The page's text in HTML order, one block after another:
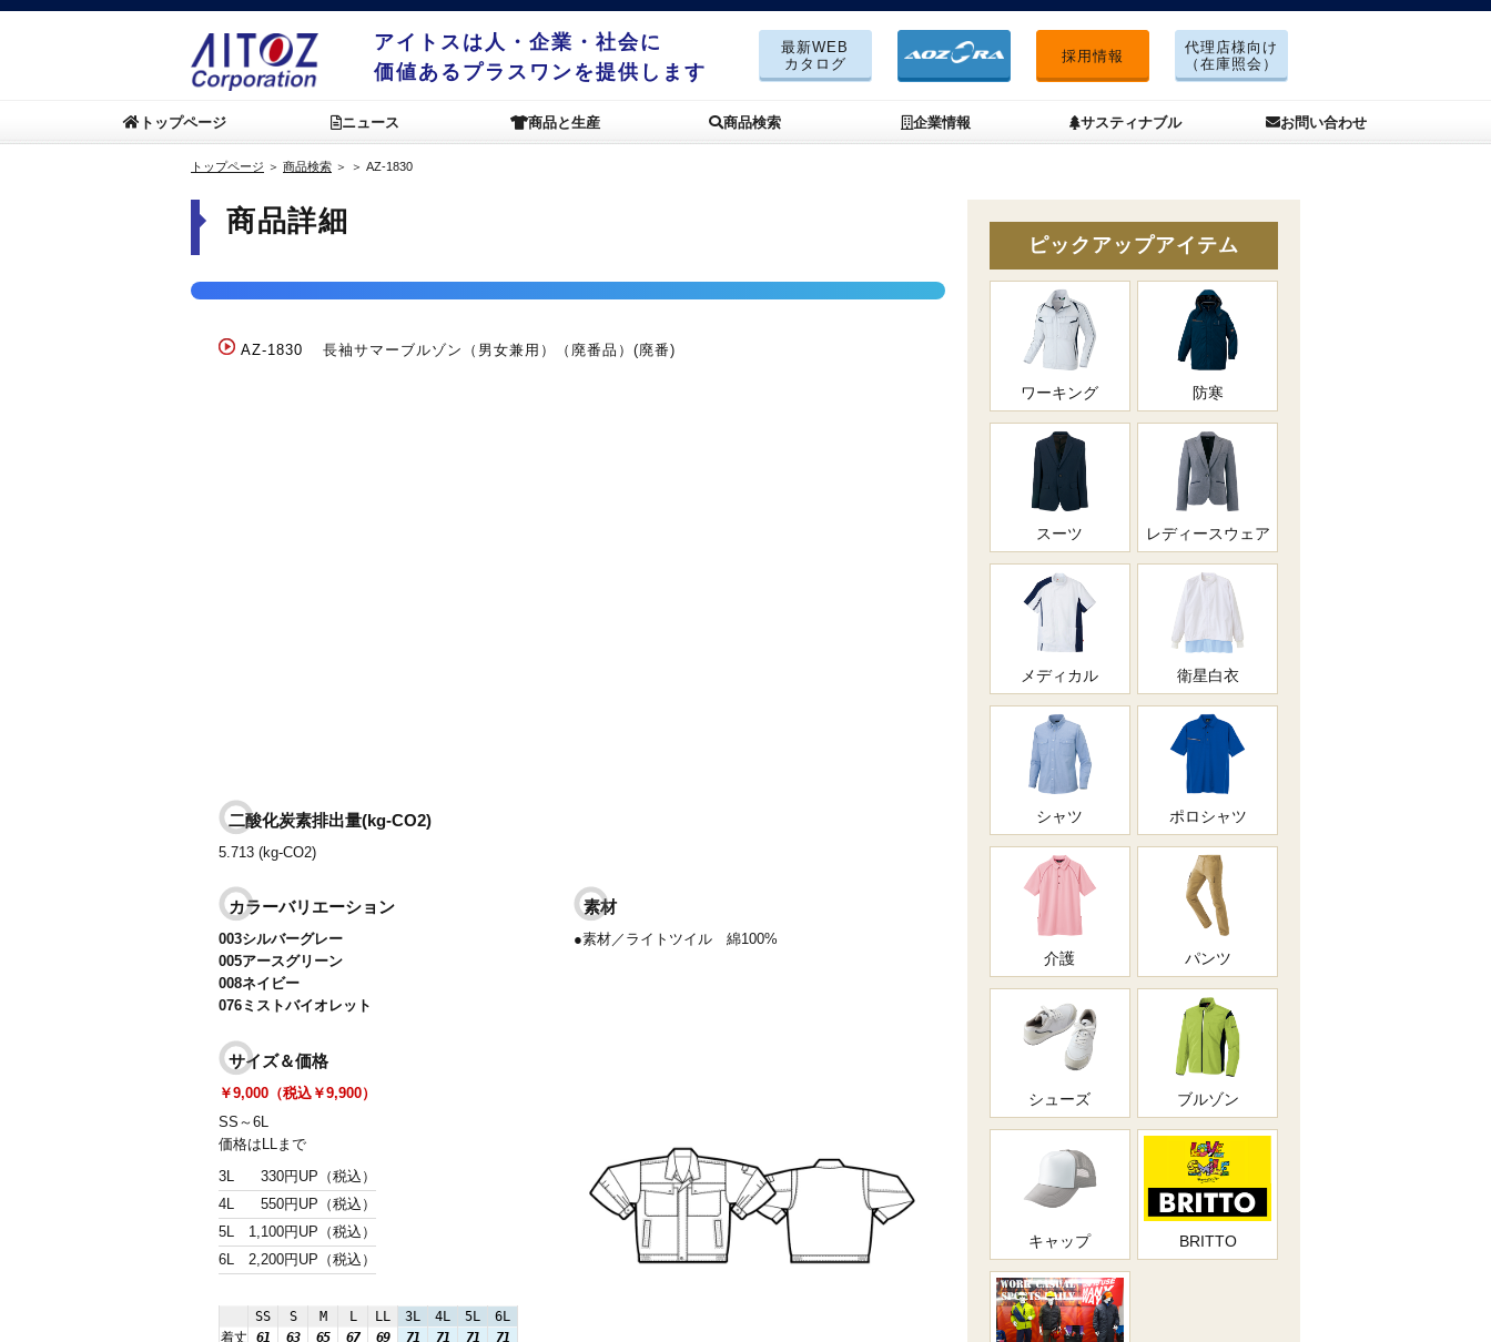
アイトスは人・企業・社会に
価値あるプラスワンを提供します
最新WEB
カタログ
採用情報
代理店様向け
（在庫照会）
トップページ ニュース 商品と生産 商品検索 企業情報 サスティナブル お問い合わせ
トップページ ＞ 商品検索 ＞ ＞ AZ-1830
商品詳細
AZ-1830 長袖サマーブルゾン（男女兼用）（廃番品）(廃番)
二酸化炭素排出量(kg-CO2)
5.713 (kg-CO2)
カラーバリエーション
003シルバーグレー
005アースグリーン
008ネイビー
076ミストバイオレット
素材
●素材／ライトツイル 綿100%
サイズ＆価格
￥9,000（税込￥9,900）
SS～6L
価格はLLまで
3L
330円UP（税込）
4L
550円UP（税込）
5L
1,100円UP（税込）
6L
2,200円UP（税込）
SS S M L LL 3L 4L 5L
6L
着丈
61 63 65 67 69 71 71 71
71
ピックアップアイテム
ワーキング 防寒
スーツ レディースウェア
メディカル 衛星白衣
シャツ ポロシャツ
介護 パンツ
シューズ ブルゾン
キャップ BRITTO